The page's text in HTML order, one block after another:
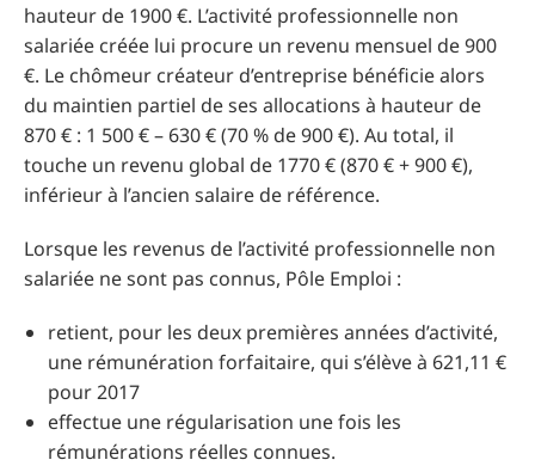
hauteur de 1900 €. L’activité professionnelle non
salariée créée lui procure un revenu mensuel de 900
€. Le chômeur créateur d’entreprise bénéficie alors
du maintien partiel de ses allocations à hauteur de
870 € : 1 500 € – 630 € (70 % de 900 €). Au total, il
touche un revenu global de 1770 € (870 € + 900 €),
inférieur à l’ancien salaire de référence.
Lorsque les revenus de l’activité professionnelle non
salariée ne sont pas connus, Pôle Emploi :
retient, pour les deux premières années d’activité,
une rémunération forfaitaire, qui s’élève à 621,11 €
pour 2017
effectue une régularisation une fois les
rémunérations réelles connues.